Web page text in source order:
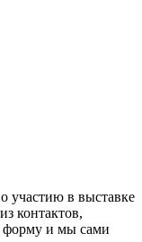
участию в выставке
контактов,
форму и мы сами